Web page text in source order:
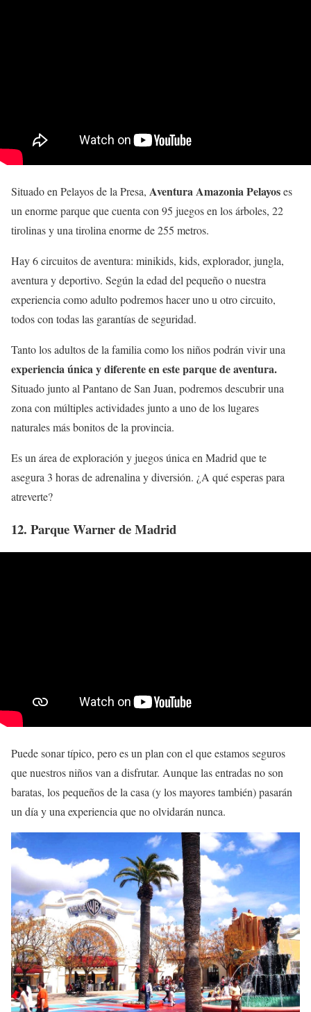
Situado en Pelayos de la Presa, Aventura Amazonia Pelayoses
un enorme parque que cuenta con 95 juegos en los árboles, 22
tirolinas y una tirolina enorme de 255 metros.
Hay 6 circuitos de aventura: minikids, kids, explorador, jungla,
aventura y deportivo. Según la edad del pequeño o nuestra
experiencia como adulto podremos hacer uno u otro circuito,
todos con todas las garantías de seguridad.
Tanto los adultos de la familia como los niños podrán vivir una
experiencia única y diferente en este parque de aventura.
Situado junto al Pantano de San Juan, podremos descubrir una
zona con múltiples actividades junto a uno de los lugares
naturales más bonitos de la provincia.
Es un área de exploración y juegos única en Madrid que te
asegura 3 horas de adrenalina y diversión. ¿A qué esperas para
atreverte?
12. Parque Warner de Madrid
Puede sonar típico, pero es un plan con el que estamos seguros
que nuestros niños van a disfrutar. Aunque las entradas no son
baratas, los pequeños de la casa (y los mayores también) pasarán
un día y una experiencia que no olvidarán nunca.